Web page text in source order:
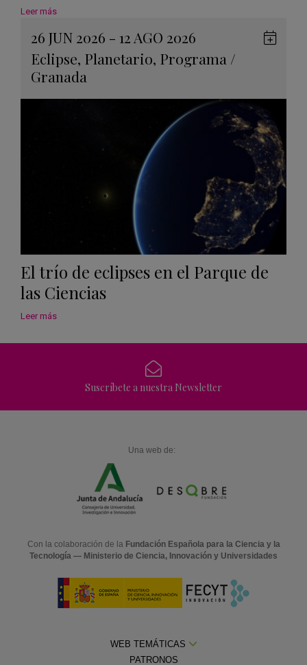
Leer más
26 JUN 2026 - 12 AGO 2026
Eclipse, Planetario, Programa /
Granada
El trío de eclipses en el Parque de
las Ciencias
Leer más
Suscríbete a nuestra Newsletter
Una web de:
Con la colaboración de la Fundación Española para la Ciencia y la
Tecnología — Ministerio de Ciencia, Innovación y Universidades
WEB TEMÁTICAS
PATRONOS